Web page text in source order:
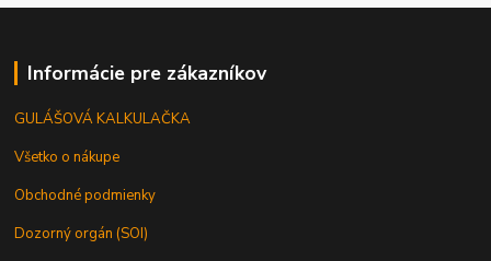
Informácie pre zákazníkov
GULÁŠOVÁ KALKULAČKA
Všetko o nákupe
Obchodné podmienky
Dozorný orgán (SOI)